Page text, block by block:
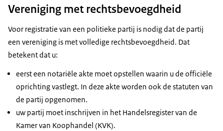
Vereniging met rechtsbevoegdheid
Voor registratie van een politieke partij is nodig dat de partij
een vereniging is met volledige rechtsbevoegdheid. Dat
betekent dat u:
eerst een notariële akte moet opstellen waarin u de officiële
oprichting vastlegt. In deze akte worden ook de statuten van
de partij opgenomen.
uw partij moet inschrijven in het Handelsregister van de
Kamer van Koophandel (KVK).